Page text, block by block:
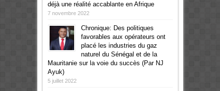
déjà une réalité accablante en Afrique
7 novembre 2022
Chronique: Des politiques
favorables aux opérateurs ont
placé les industries du gaz
naturel du Sénégal et de la
Mauritanie sur la voie du succès (Par NJ
Ayuk)
5 juillet 2022